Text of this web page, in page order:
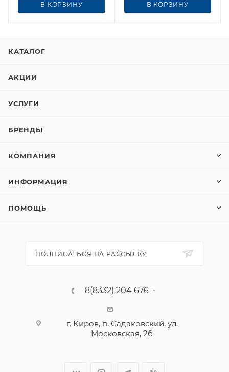
В КОРЗИНУ В КОРЗИНУ
КАТАЛОГ
АКЦИИ
УСЛУГИ
БРЕНДЫ
КОМПАНИЯ
ИНФОРМАЦИЯ
ПОМОЩЬ
ПОДПИСАТЬСЯ НА РАССЫЛКУ
8(8332) 204 676
г. Киров, п. Садаковский, ул.
Московская, 2б